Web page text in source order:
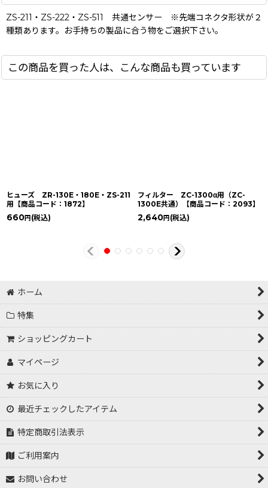
ZS-211・ZS-222・ZS-511 共通センサー ※先端コネクタ形状が２
種類あります。お手持ちの製品に合う物をご選択下さい。
この商品を買った人は、こんな商品も買っています
ヒューズ ZR-130E・180E・ZS-211
用【商品コード：1872】
660円 (税込)
フィルター ZC-1300α用（ZC-
1300E共通）【商品コード：2093】
2,640円 (税込)
ホーム
特集
ショッピングカート
マイページ
お気に入り
最近チェックしたアイテム
特定商取引法表示
ご利用案内
お問い合わせ